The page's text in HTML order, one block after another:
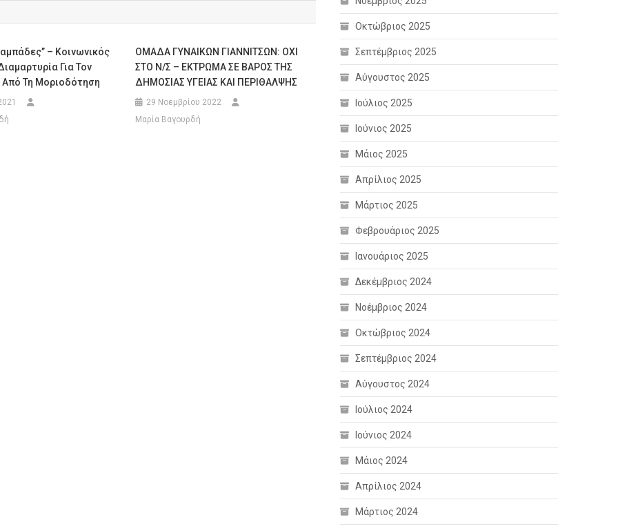
– Κοινωνικός
Για Τον
Τη Μοριοδότηση
ΟΜΑΔΑ ΓΥΝΑΙΚΩΝ ΓΙΑΝΝΙΤΣΩΝ: ΟΧΙ
ΣΤΟ Ν/Σ – ΕΚΤΡΩΜΑ ΣΕ ΒΑΡΟΣ ΤΗΣ
ΔΗΜΟΣΙΑΣ ΥΓΕΙΑΣ ΚΑΙ ΠΕΡΙΘΑΛΨΗΣ
29 Νοεμβρίου 2022
Μαρία Βαγουρδή
Οκτώβριος 2025
Σεπτέμβριος 2025
Αύγουστος 2025
Ιούλιος 2025
Ιούνιος 2025
Μάιος 2025
Απρίλιος 2025
Μάρτιος 2025
Φεβρουάριος 2025
Ιανουάριος 2025
Δεκέμβριος 2024
Νοέμβριος 2024
Οκτώβριος 2024
Σεπτέμβριος 2024
Αύγουστος 2024
Ιούλιος 2024
Ιούνιος 2024
Μάιος 2024
Απρίλιος 2024
Μάρτιος 2024